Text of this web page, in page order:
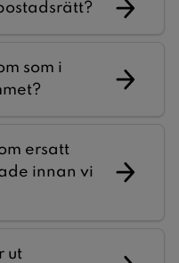
som i
ersatt
innan vi
ut